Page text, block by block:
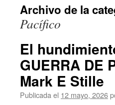
Archivo de la
Pacífico
El
GUERRA DE
Mark E Stille
Publicada el 12 mayo, 2026